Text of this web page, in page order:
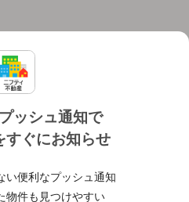
ッシュ通知で
すぐにお知らせ
い便利なプッシュ通知
物件も見つけやすい
シー 利用規約
合わせ 採用情報